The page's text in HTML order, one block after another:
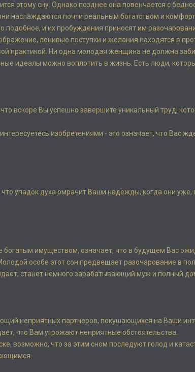
этому сну. Однако позднее она повенчается с
наслаждаются почти реальным богатством и
и их пробуждения приносят им
ленивые поступки и желания находятся в
практикой. Ни одна молодая женщина не должна
идеалы можно воплотить в жизнь. Есть люди,
вскоре Вы успешно завершите уникальный труд,
изобретениями - это означает, что Вас
упадок духа омрачит Ваши надежды, когда они уже,
богатым имуществом, означает, что в будущем Вас
особе этот сон предвещает разочарование в
станет немного зарабатывающий муж и полный
неприятных партнеров, покушающихся на Ваши
что Вам угрожают неприятные обстоятельства.
возможно, что за этим сном последуют голод и